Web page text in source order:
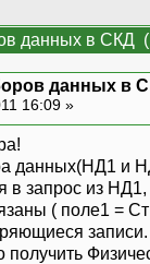
данных в СКД
данных в
16:09 »
данных(НД1 и
в запрос из
( поле1 =
записи.